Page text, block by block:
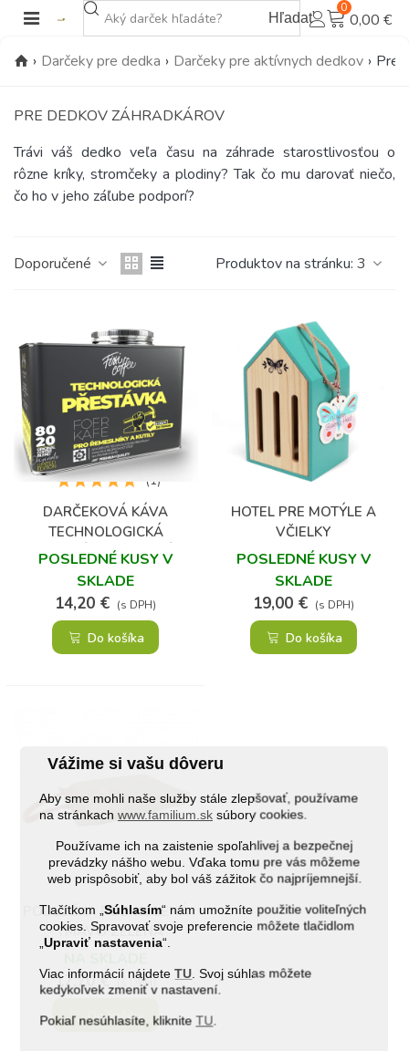
Vážime si vašu dôveru
Aby sme mohli naše služby stále zlepšovať, používame
na stránkachwww.familium.sk súbory cookies.
Používame ich na zaistenie spoľahlivej a bezpečnej
prevádzky nášho webu. Vďaka tomu pre vás môžeme
web prispôsobiť, aby bol váš zážitok čo najpríjemnejší.
Tlačítkom „Súhlasím“ nám umožníte použitie voliteľných
cookies. Spravovať svoje preferencie môžete tlačidlom
„Upraviť nastavenia“.
Viac informácií nájdete TU . Svoj súhlas môžete
kedykoľvek zmeniť v nastavení.
Pokiaľ nesúhlasíte, klikniteTU
Hľadať
0
0,00 €
› Darčeky pre dedka › Darčeky pre aktívnych dedkov › Pre
PRE DEDKOV ZÁHRADKÁROV
Trávi váš dedko veľa času na záhrade starostlivosťou o
rôzne kríky, stromčeky a plodiny? Tak čo mu darovať niečo,
čo ho v jeho záľube podporí?
Doporučené Produktov na stránku: 3
DARČEKOVÁ KÁVA
TECHNOLOGICKÁ
PRESTÁVKA - MLETÁ
POSLEDNÉ KUSY V
SKLADE
14,20 € (s DPH)
(1)
Do košíka
HOTEL PRE MOTÝLE A
VČIELKY
POSLEDNÉ KUSY V
SKLADE
19,00 € (s DPH)
Do košíka
PODLOŽKA POD KOLENÁ
- TMAVO ZELENÁ
17,70 € (s DPH)
Do košíka